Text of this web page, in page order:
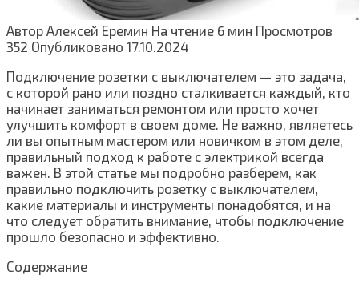
Автор Алексей Еремин На чтение 6 мин Просмотров
352 Опубликовано 17.10.2024
Подключение розетки с выключателем — это задача,
с которой рано или поздно сталкивается каждый, кто
начинает заниматься ремонтом или просто хочет
улучшить комфорт в своем доме. Не важно, являетесь
ли вы опытным мастером или новичком в этом деле,
правильный подход к работе с электрикой всегда
важен. В этой статье мы подробно разберем, как
правильно подключить розетку с выключателем,
какие материалы и инструменты понадобятся, и на
что следует обратить внимание, чтобы подключение
прошло безопасно и эффективно.
Содержание